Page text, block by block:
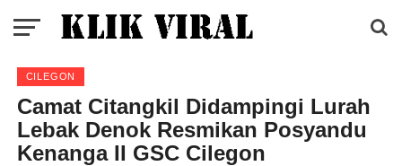
CILEGON
Camat Citangkil Didampingi Lurah
Lebak Denok Resmikan Posyandu
Kenanga II GSC Cilegon